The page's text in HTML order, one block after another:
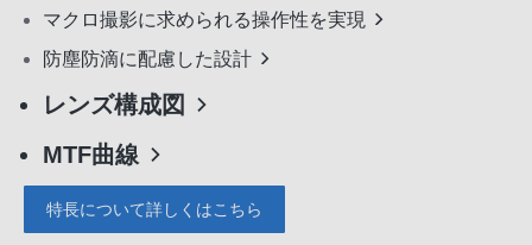
マクロ撮影に求められる操作性を実現
防塵防滴に配慮した設計
レンズ構成図
MTF曲線
特長について詳しくはこちら